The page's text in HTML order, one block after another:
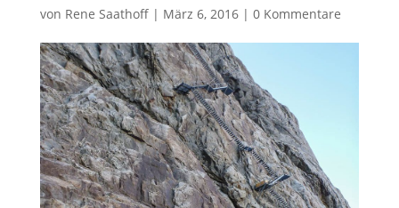
von Rene Saathoff| März 6, 2016| 0 Kommentare